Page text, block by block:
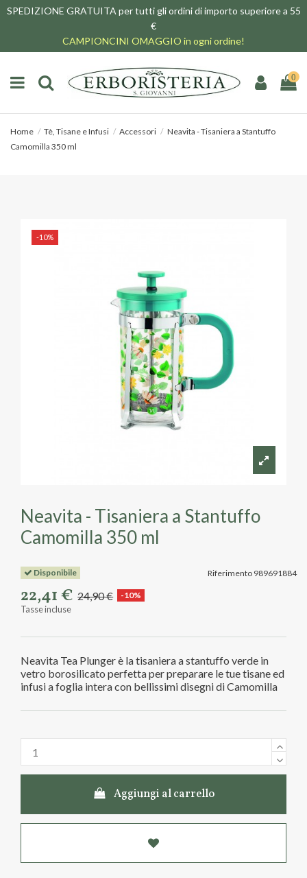
SPEDIZIONE GRATUITA per tutti gli ordini di importo superiore a 55
€
CAMPIONCINI OMAGGIO in ogni ordine!
0
Home Tè, Tisane e Infusi Accessori
Neavita - Tisaniera a Stantuffo
Camomilla 350 ml
-10%
Neavita - Tisaniera a Stantuffo
Camomilla 350 ml
Riferimento 989691884
Disponibile
22,41 € 24,90 € -10%
Tasse incluse
Neavita Tea Plunger è la tisaniera a stantuffo verde in
vetro borosilicato perfetta per preparare le tue tisane ed
infusi a foglia intera con bellissimi disegni di Camomilla
Aggiungi al carrello